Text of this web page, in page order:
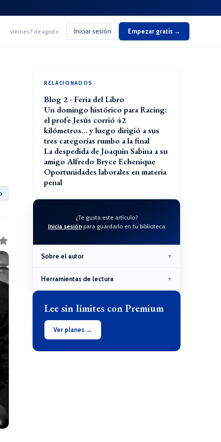
viernes 7 de agosto Iniciar sesión Empezar gratis →
RELACIONADOS
Blog 2 - Feria del Libro
Un domingo histórico para Racing:
el profe Jesús corrió 42
kilómetros… y luego dirigió a sus
tres categorías rumbo a la final
La despedida de Joaquin Sabina a su
amigo Alfredo Bryce Echenique
Oportunidades laborales en materia
penal
¿Te gusta este artículo?
Inicia sesión para guardarlo en tu biblioteca
Sobre el autor ▼
Herramientas de lectura ▼
Lee sin límites con Premium
Ver planes →